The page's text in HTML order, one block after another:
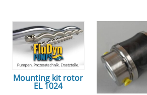
Mounting kit rotor
EL 1024